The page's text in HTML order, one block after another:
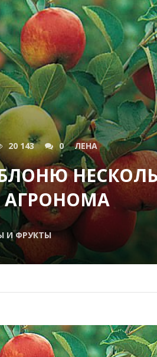
20 143 0 ЛЕНА
АГРОНОМА
И ФРУКТЫ